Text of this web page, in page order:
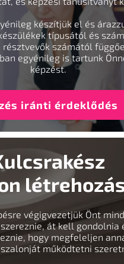
készítjük el és
típusától és
számától
egyénileg is tartunk
képzést.
iránti érdeklődés
végigvezetjük Önt
át kell gondolnia
hogy megfeleljen
működtetni